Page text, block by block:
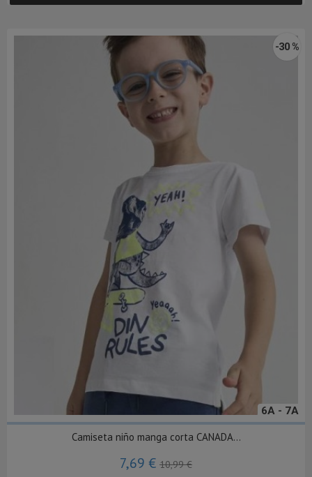
6A - 7A
-30 %
Camiseta niño manga corta CANADA...
7,69 € 10,99 €